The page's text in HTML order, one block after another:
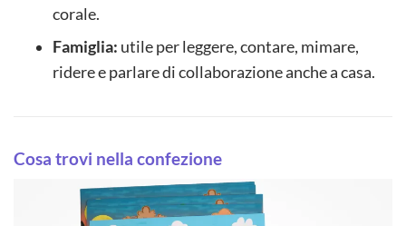
corale.
Famiglia: utile per leggere, contare, mimare,
ridere e parlare di collaborazione anche a casa.
Cosa trovi nella confezione